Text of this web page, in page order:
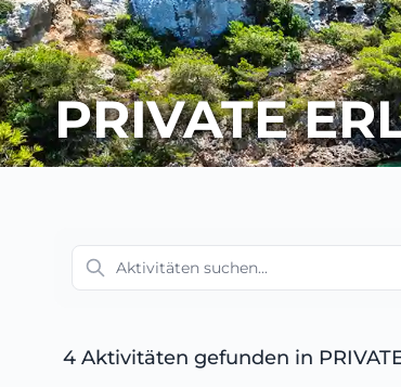
PRIVATE
4 Aktivitäten gefunden in